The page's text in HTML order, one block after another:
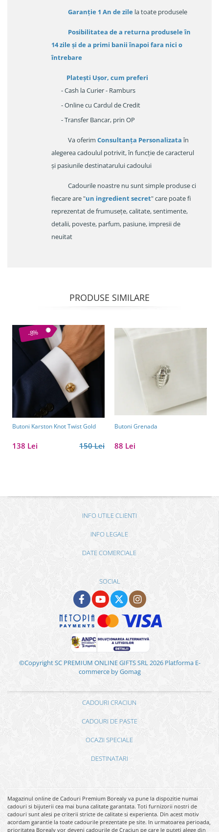
Garanție 1 An de zile la toate produsele
Posibilitatea de a returna produsele în
14 zileși de a primi banii înapoi fara nici o
întrebare
Platești Ușor, cum preferi
- Cash la Curier - Ramburs
- Online cu Cardul de Credit
- Transfer Bancar, prin OP
Va oferim Consultanța Personalizataîn
alegerea cadoulul potrivit, în funcție de caracterul
și pasiunile destinatarului cadoului
Cadourile noastre nu sunt simple produse ci
fiecare are "un ingredient secret" care poate fi
reprezentat de frumusețe, calitate, sentimente,
detalii, poveste, parfum, pasiune, impresii de
neuitat
PRODUSE SIMILARE
-8%
Butoni Karston Knot Twist Gold
150 Lei
138 Lei
Butoni Grenada
88 Lei
INFO UTILE CLIENTI
INFO LEGALE
DATE COMERCIALE
SOCIAL
©Copyright SC PREMIUM ONLINE GIFTS SRL 2026 Platforma E-
commerce by Gomag
CADOURI CRACIUN
CADOURI DE PASTE
OCAZII SPECIALE
DESTINATARI
Magazinul online de Cadouri Premium Borealy va pune la dispozitie numai
cadouri si bijuterii cea mai buna calitate garantata. Toti furnizorii nostri de
cadouri sunt alesi pe criterii stricte de calitate si experienta. Din acest motiv
acordam garantie la toate cadourile prezentate pe site. In urmatoarea perioada,
prioritatea Borealy vor deveni cadourile de Craciun pe care le puteti alege din